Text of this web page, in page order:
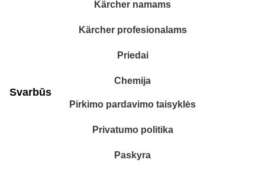
Kärcher namams
Kärcher profesionalams
Priedai
Chemija
Svarbūs
Pirkimo pardavimo taisyklės
Privatumo politika
Paskyra